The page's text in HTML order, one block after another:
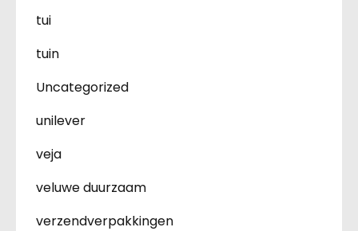
tui
tuin
Uncategorized
unilever
veja
veluwe duurzaam
verzendverpakkingen